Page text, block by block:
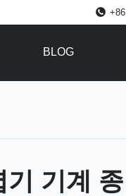
BLOG
기계